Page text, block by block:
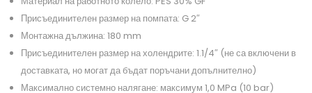
Присъединителен размер на помпата: G 2″
Монтажна дължина: 180 mm
Присъединителен размер на холендрите: 1.1/4″ (не са включени в
доставката, но могат да бъдат поръчани допълнително)
Максимално системно налягане: максимум 1,0 MPa (10 bar)